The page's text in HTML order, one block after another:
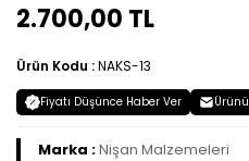
2.700,00 TL
Ürün Kodu :NAKS-13
Fiyatı Düşünce Haber Ver
Marka :Nişan Malzemeleri